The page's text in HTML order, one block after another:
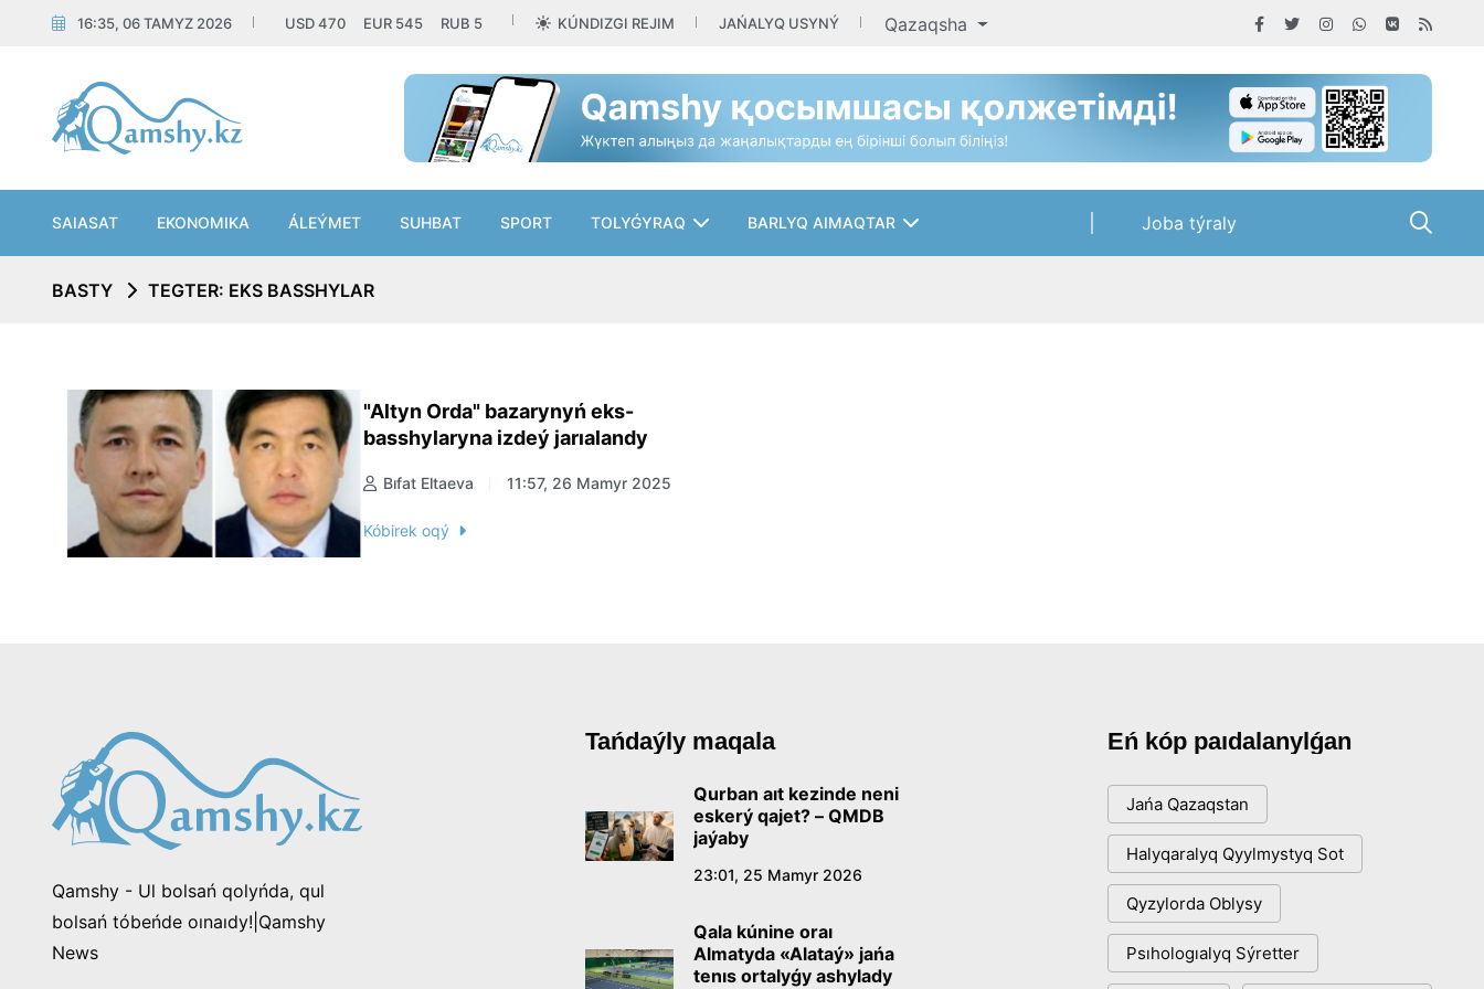
16:35, 06 TAMYZ 2026 USD470 EUR 545 RUB 5 KÚNDIZGI REJIM JAŃALYQ USYNÝ Qazaqsha
SAIASAT EKONOMIKA ÁLEÝMET SUHBAT SPORT TOLYǴYRAQ BARLYQ AIMAQTAR Joba týraly
BASTY TEGTER: EKS BASSHYLAR
"Altyn Orda" bazarynyń eks-
basshylaryna izdeý jarıalandy
Bıfat Eltaeva 11:57, 26 Mamyr 2025
Kóbirek oqý
Qamshy - Ul bolsań qolyńda, qul
bolsań tóbeńde oınaıdy!|Qamshy
News
Tańdaýly maqala
Qurban aıt kezinde neni
eskerý qajet? – QMDB
jaýaby
23:01, 25 Mamyr 2026
Qala kúnine oraı
Almatyda «Alataý» jańa
tenıs ortalyǵy ashylady
Eń kóp paıdalanylǵan
Jańa Qazaqstan
Halyqaralyq Qyylmystyq Sot
Qyzylorda Oblysy
Psıhologıalyq Sýretter